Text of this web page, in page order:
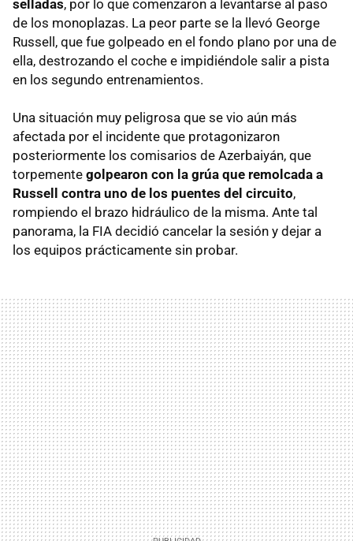
selladas, por lo que comenzaron a levantarse al paso
de los monoplazas. La peor parte se la llevó George
Russell, que fue golpeado en el fondo plano por una de
ella, destrozando el coche e impidiéndole salir a pista
en los segundo entrenamientos.
Una situación muy peligrosa que se vio aún más
afectada por el incidente que protagonizaron
posteriormente los comisarios de Azerbaiyán, que
torpemente golpearon con la grúa que remolcada a
Russell contra uno de los puentes del circuito,
rompiendo el brazo hidráulico de la misma. Ante tal
panorama, la FIA decidió cancelar la sesión y dejar a
los equipos prácticamente sin probar.